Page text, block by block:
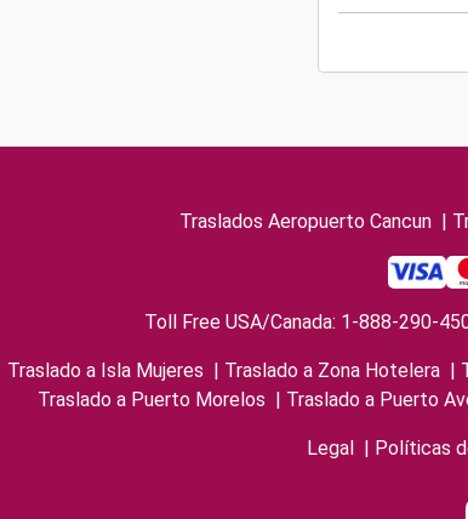
Traslados Aeropuerto Cancun |
Toll Free USA/Canada: 1-888-290-
Traslado a Isla Mujeres | Traslado a Zona Hotelera |
Traslado a Puerto Morelos | Traslado a Puerto
Legal | Políticas